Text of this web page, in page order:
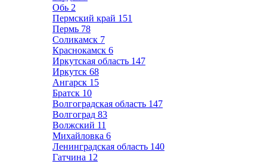
Обь 2
Пермский край 151
Пермь 78
Соликамск 7
Краснокамск 6
Иркутская область 147
Иркутск 68
Ангарск 15
Братск 10
Волгоградская область 147
Волгоград 83
Волжский 11
Михайловка 6
Ленинградская область 140
Гатчина 12